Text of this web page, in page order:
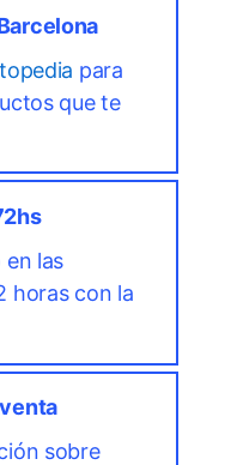
para
que te
en las
horas con la
sobre